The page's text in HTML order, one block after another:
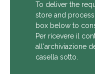
To deliver the
store and
box below to
Per ricevere il
all'archiviazione
casella sotto.